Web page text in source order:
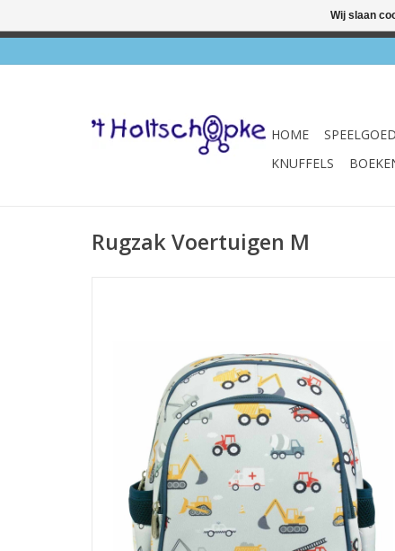
HOME SPEELGOED
KNUFFELS
Rugzak Voertuigen M
Wij slaan
✔